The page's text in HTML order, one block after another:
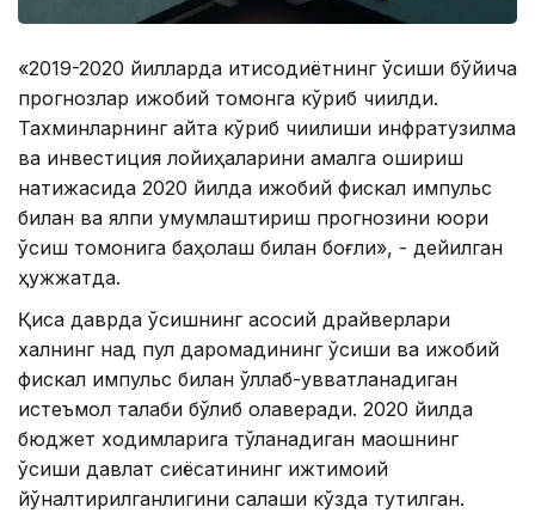
«2019-2020 йилларда иқтисодиётнинг ўсиши бўйича
прогнозлар ижобий томонга кўриб чиқилди.
Тахминларнинг қайта кўриб чиқилиши инфратузилма
ва инвестиция лойиҳаларини амалга ошириш
натижасида 2020 йилда ижобий фискал импульс
билан ва ялпи умумлаштириш прогнозини юқори
ўсиш томонига баҳолаш билан боғлиқ», - дейилган
ҳужжатда.
Қисқа даврда ўсишнинг асосий драйверлари
халқнинг нақд пул даромадининг ўсиши ва ижобий
фискал импульс билан қўллаб-қувватланадиган
истеъмол талаби бўлиб қолаверади. 2020 йилда
бюджет ходимларига тўланадиган маошнинг
ўсиши давлат сиёсатининг ижтимоий
йўналтирилганлигини сақлаши кўзда тутилган.